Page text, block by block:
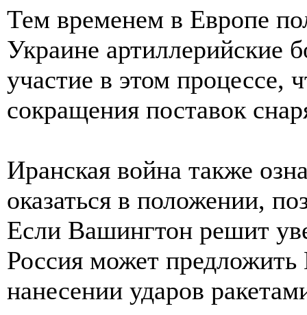
Тем временем в Европе
Украине артиллерийские
участие в этом процессе,
сокращения поставок
Иранская война также
оказаться в положении,
Если Вашингтон решит
Россия может
нанесении ударов